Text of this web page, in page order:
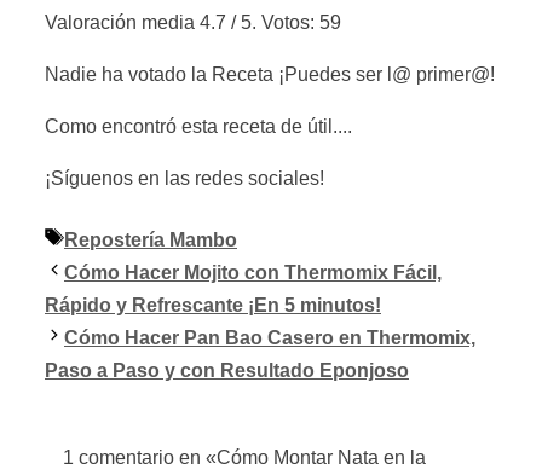
Valoración media 4.7 / 5. Votos: 59
Nadie ha votado la Receta ¡Puedes ser l@ primer@!
Como encontró esta receta de útil....
¡Síguenos en las redes sociales!
Etiquetas
Repostería Mambo
Cómo Hacer Mojito con Thermomix Fácil,
Rápido y Refrescante ¡En 5 minutos!
Cómo Hacer Pan Bao Casero en Thermomix,
Paso a Paso y con Resultado Eponjoso
1 comentario en «Cómo Montar Nata en la